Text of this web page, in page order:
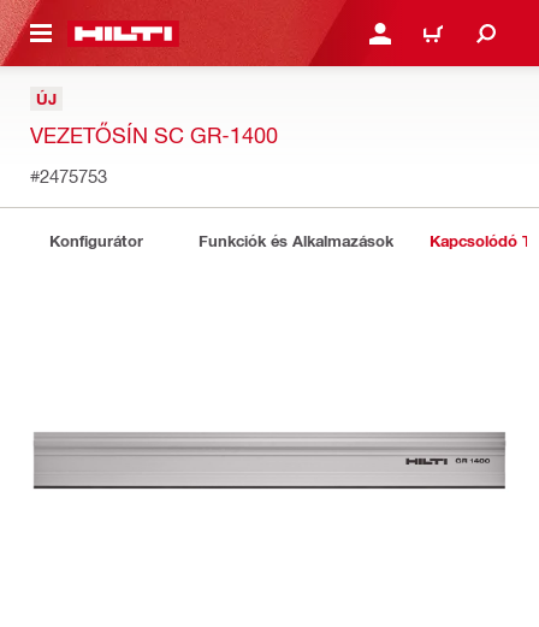
TARTALOMRA BEJELENTKEZÉS VAGY
KOSÁR
ÚJ
VEZETŐSÍN SC GR-1400
#2475753
Konfigurátor Funkciók és Alkalmazások Kapcsolódó